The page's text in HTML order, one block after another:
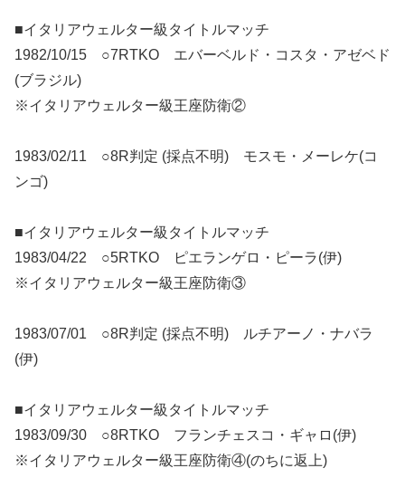
■イタリアウェルター級タイトルマッチ
1982/10/15 ○7RTKO エバーベルド・コスタ・アゼベド
(ブラジル)
※イタリアウェルター級王座防衛②
1983/02/11 ○8R判定 (採点不明) モスモ・メーレケ(コ
ンゴ)
■イタリアウェルター級タイトルマッチ
1983/04/22 ○5RTKO ピエランゲロ・ピーラ(伊)
※イタリアウェルター級王座防衛③
1983/07/01 ○8R判定 (採点不明) ルチアーノ・ナバラ
(伊)
■イタリアウェルター級タイトルマッチ
1983/09/30 ○8RTKO フランチェスコ・ギャロ(伊)
※イタリアウェルター級王座防衛④(のちに返上)